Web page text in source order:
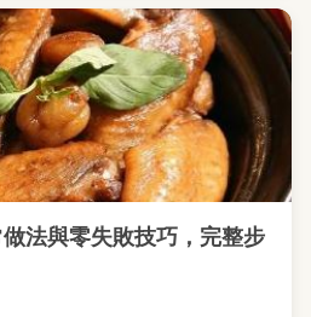
法與零失敗技巧，完整步